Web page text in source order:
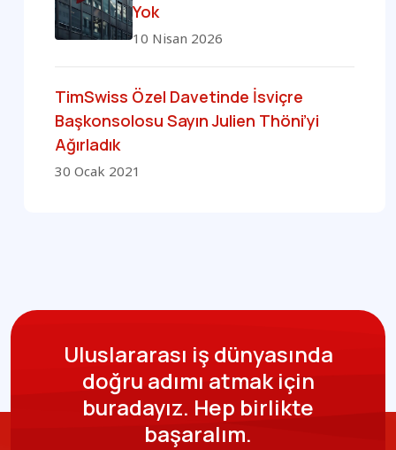
Yok
10 Nisan 2026
TimSwiss Özel Davetinde İsviçre
Başkonsolosu Sayın Julien Thöni’yi
Ağırladık
30 Ocak 2021
Uluslararası iş dünyasında
doğru adımı atmak için
buradayız. Hep birlikte
başaralım.